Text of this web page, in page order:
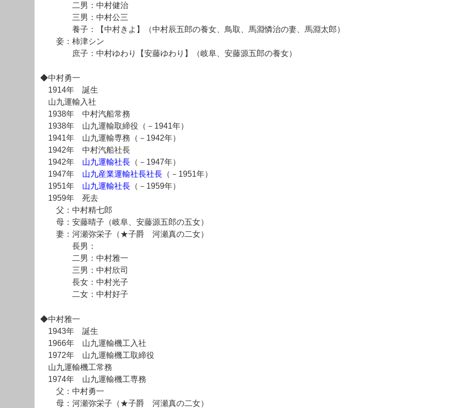
二男：中村健治
三男：中村公三
養子：【中村きよ】（中村辰五郎の養女、鳥取、馬淵憐治の妻、馬淵太郎）
妾：柿津シン
庶子：中村ゆわり【安藤ゆわり】（岐阜、安藤源五郎の養女）
◆中村勇一
1914年 誕生
山九運輸入社
1938年 中村汽船常務
1938年 山九運輸取締役（－1941年）
1941年 山九運輸専務（－1942年）
1942年 中村汽船社長
1942年 山九運輸社長 （－1947年）
1947年 山九産業運輸社長社長 （－1951年）
1951年 山九運輸社長 （－1959年）
1959年 死去
父：中村精七郎
母：安藤晴子（岐阜、安藤源五郎の五女）
妻：河瀬弥栄子（★子爵 河瀬真の二女）
長男：
二男：中村雅一
三男：中村欣司
長女：中村光子
二女：中村好子
◆中村雅一
1943年 誕生
1966年 山九運輸機工入社
1972年 山九運輸機工取締役
山九運輸機工常務
1974年 山九運輸機工専務
父：中村勇一
母：河瀬弥栄子（★子爵 河瀬真の二女）